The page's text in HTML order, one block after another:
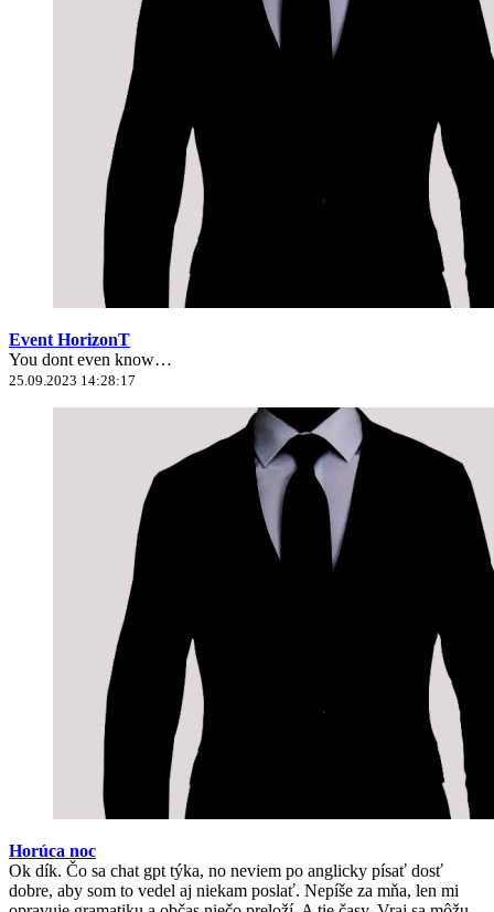
Event HorizonT
You dont even know…
25.09.2023 14:28:17
Horúca noc
Ok dík. Čo sa chat gpt týka, no neviem po anglicky písať dosť
dobre, aby som to vedel aj niekam poslať. Nepíše za mňa, len mi